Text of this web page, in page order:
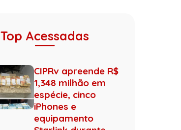
Top Acessadas
CIPRv apreende R$
1,348 milhão em
espécie, cinco
iPhones e
equipamento